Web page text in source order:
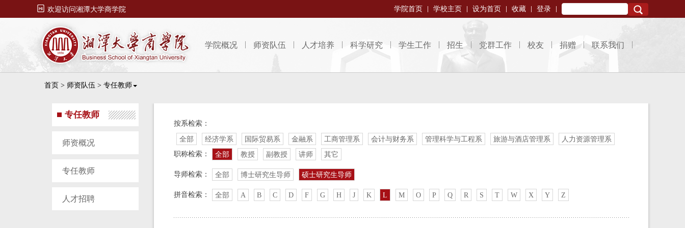
 欢迎访问湘潭大学商学院 学院首页 学校主页 设为首页 收藏 登录
学院概况 师资队伍 人才培养 科学研究 学生工作 招生 党群工作 校友 捐赠 联系我们
首页 > 师资队伍 > 专任教师
专任教师
师资概况
专任教师
人才招聘
按系检索：
全部 经济学系 国际贸易系 金融系 工商管理系 会计与财务系 管理科学与工程系 旅游与酒店管理系
人力资源管理系
职称检索：
全部 教授 副教授 讲师 其它
导师检索： 全部 博士研究生导师 硕士研究生导师
拼音检索： 全部 A B C D F G H J K L M O P Q R S T W X Y Z